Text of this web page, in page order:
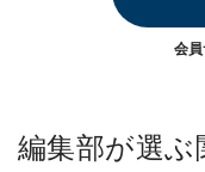
会
編集部が選ぶ